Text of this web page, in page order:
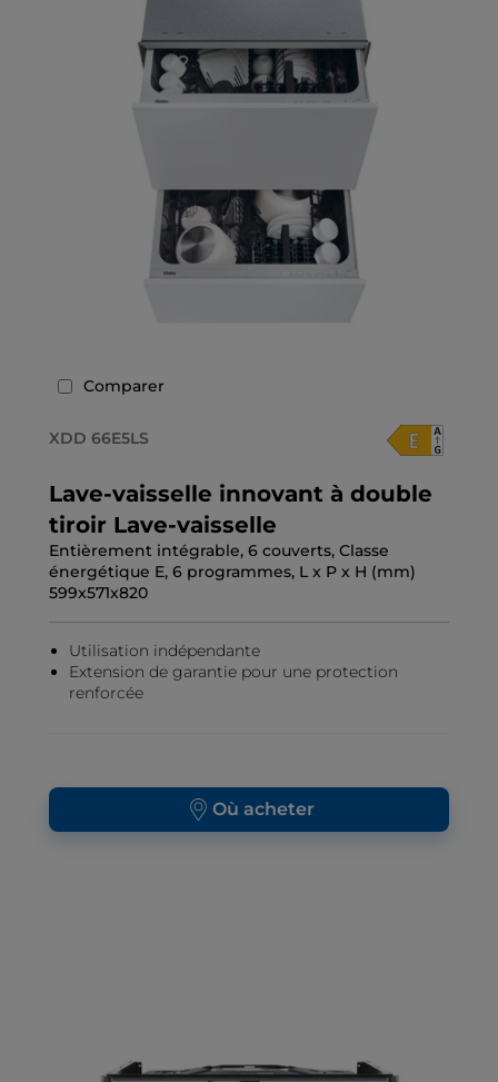
Comparer
XDD 66E5LS
Lave-vaisselle innovant à double
tiroir Lave-vaisselle
Entièrement intégrable, 6 couverts, Classe
énergétique E, 6 programmes, L x P x H (mm)
599x571x820
Utilisation indépendante
Extension de garantie pour une protection
renforcée
Où acheter